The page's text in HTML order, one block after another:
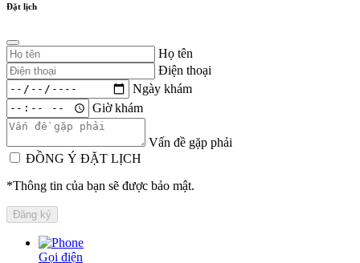
Đặt lịch
Họ tên
Điện thoại
Ngày khám
Giờ khám
Vấn đề gặp phải
ĐỒNG Ý ĐẶT LỊCH
*Thông tin của bạn sẽ được bảo mật.
Gọi điện